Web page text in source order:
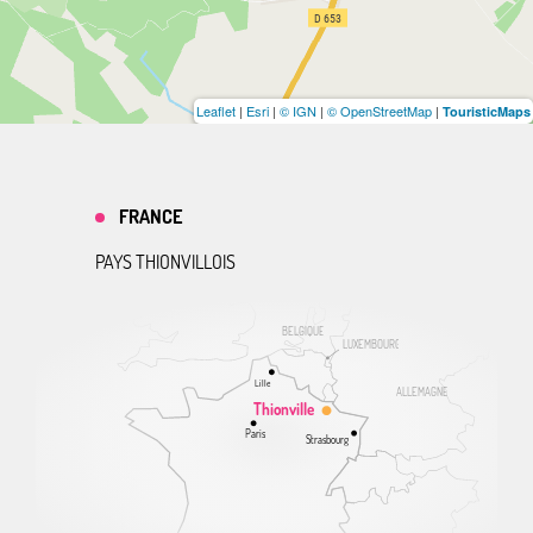
Leaflet | Esri | © IGN | © OpenStreetMap | TouristicMaps
ALLEMAGNE
BELGIQUE
LUXEMBOURG
Thionville
Lille
Paris Strasbourg
FRANCE
PAYS THIONVILLOIS